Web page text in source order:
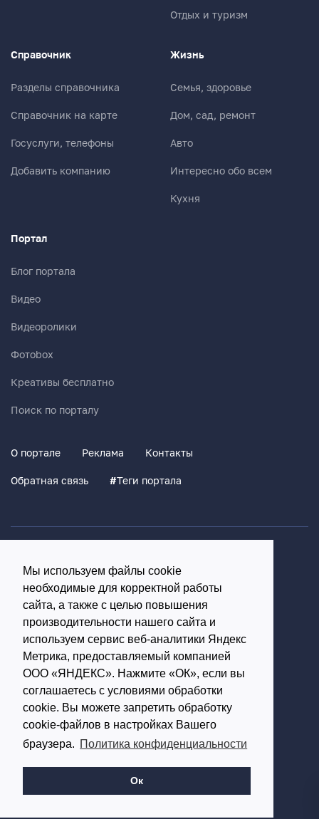
Мы используем файлы cookie
необходимые для корректной работы
сайта, а также с целью повышения
производительности нашего сайта и
используем сервис веб-аналитики Яндекс
Метрика, предоставляемый компанией
ООО «ЯНДЕКС». Нажмите «ОК», если вы
соглашаетесь с условиями обработки
cookie. Вы можете запретить обработку
cookie-файлов в настройках Вашего
браузера. Политика конфиденциальности
Ок
Отдых и туризм
Справочник
Разделы справочника
Справочник на карте
Госуслуги, телефоны
Добавить компанию
Жизнь
Семья, здоровье
Дом, сад, ремонт
Авто
Интересно обо всем
Кухня
Портал
Блог портала
Видео
Видеоролики
Фотоbox
Креативы бесплатно
Поиск по порталу
О портале Реклама Контакты
Обратная связь #Теги портала
Согласие на обработку персональных данных
16+
© Использование материалов возможно только с
письменного разрешения администрации портала
Редакция портала:
Обратиться в Макс
Обратиться в Телеграм
614002, г.Пермь,